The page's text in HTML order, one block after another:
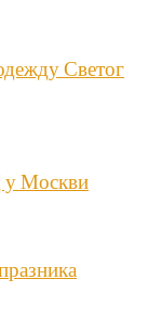
Светог
у Москви